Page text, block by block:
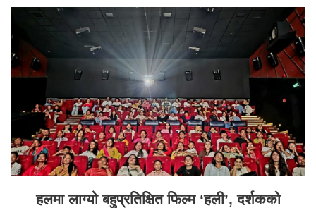
हलमा लाग्यो बहुप्रतिक्षित फिल्म ‘हली’, दर्शकको